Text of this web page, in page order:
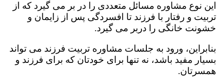
این نوع مشاوره مسائل متعددی را در بر می گیرد که از
تربیت و رفتار با فرزند تا افسردگی پس از زایمان و
خشونت خانگی را دربر می گیرد.
بنابراین، ورود به جلسات مشاوره تربیت فرزند می تواند
بسیار مفید باشد، نه تنها برای خودتان که برای فرزند و
همسرتان.